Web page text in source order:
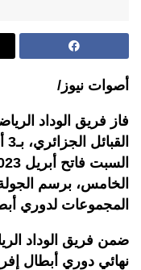
أصوات نيوز/
فاز فريق الوداد
الخامس، برسم
المجموعات لدوري
ضمن فريق الوداد
نهائي دوري أبطال